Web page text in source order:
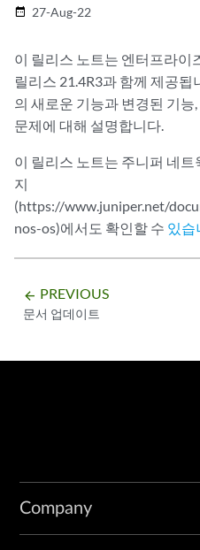
date_range 27-Aug-22
이 릴리스 노트는 엔터프라이
릴리스 21.4R3과 함께 제공
의 새로운 기능과 변경된 기
문제에 대해 설명합니다.
이 릴리스 노트는 주니퍼 네트
지
(https://www.juniper.net/
nos-os)에서도 확인할 수 있습
arrow_backward PREVIOUS
문서 업데이트
Company